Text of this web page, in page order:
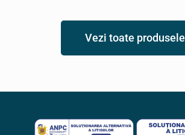
Vezi toate produsele